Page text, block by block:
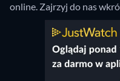
online. Zajrzyj do nas